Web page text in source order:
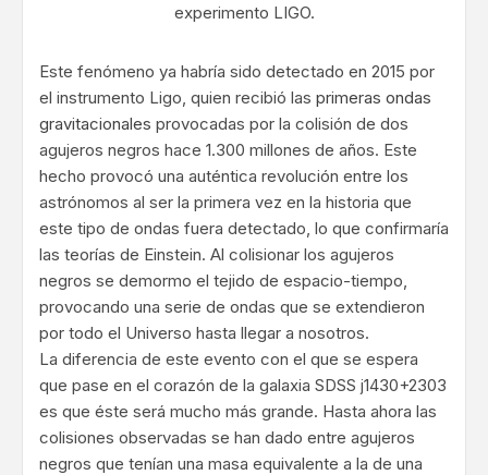
experimento LIGO.
Este fenómeno ya habría sido detectado en 2015 por
el instrumento Ligo, quien recibió las primeras ondas
gravitacionales provocadas por la colisión de dos
agujeros negros hace 1.300 millones de años. Este
hecho provocó una auténtica revolución entre los
astrónomos al ser la primera vez en la historia que
este tipo de ondas fuera detectado, lo que confirmaría
las teorías de Einstein. Al colisionar los agujeros
negros se demormo el tejido de espacio-tiempo,
provocando una serie de ondas que se extendieron
por todo el Universo hasta llegar a nosotros.
La diferencia de este evento con el que se espera
que pase en el corazón de la galaxia SDSS j1430+2303
es que éste será mucho más grande. Hasta ahora las
colisiones observadas se han dado entre agujeros
negros que tenían una masa equivalente a la de una